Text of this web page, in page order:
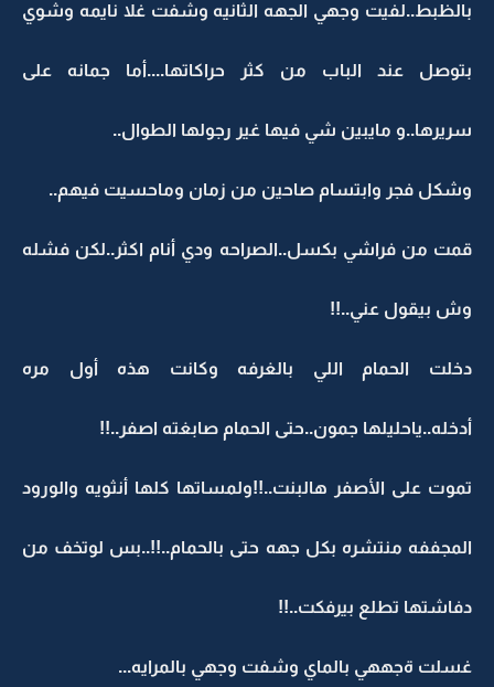
بالظبط..لفيت وجهي الجهه الثانيه وشفت غلا نايمه وشوي
بتوصل عند الباب من كثر حراكاتها....أما جمانه على
سريرها..و مايبين شي فيها غير رجولها الطوال..
وشكل فجر وابتسام صاحين من زمان وماحسيت فيهم..
قمت من فراشي بكسل..الصراحه ودي أنام اكثر..لكن فشله
وش بيقول عني..!!
دخلت الحمام اللي بالغرفه وكانت هذه أول مره
أدخله..ياحليلها جمون..حتى الحمام صابغته اصفر..!!
تموت على الأصفر هالبنت..!!ولمساتها كلها أنثويه والورود
المجففه منتشره بكل جهه حتى بالحمام..!!..بس لوتخف من
دفاشتها تطلع بيرفكت..!!
غسلت ةجههي بالماي وشفت وجهي بالمرايه...